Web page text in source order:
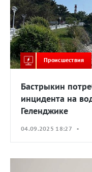
Происшествия
Бастрыкин
инцидента на
Геленджике
04.09.2025 18:27 •